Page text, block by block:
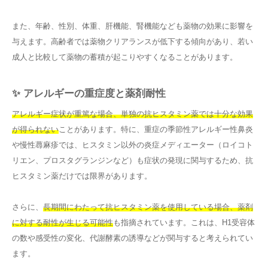
また、年齢、性別、体重、肝機能、腎機能なども薬物の効果に影響を
与えます。高齢者では薬物クリアランスが低下する傾向があり、若い
成人と比較して薬物の蓄積が起こりやすくなることがあります。
✨ アレルギーの重症度と薬剤耐性
アレルギー症状が重篤な場合、単独の抗ヒスタミン薬では十分な効果
が得られない ことがあります。特に、重症の季節性アレルギー性鼻炎
や慢性蕁麻疹では、ヒスタミン以外の炎症メディエーター（ロイコト
リエン、プロスタグランジンなど）も症状の発現に関与するため、抗
ヒスタミン薬だけでは限界があります。
さらに、 長期間にわたって抗ヒスタミン薬を使用している場合、薬剤
に対する耐性が生じる可能性も指摘されています。これは、H1受容体
の数や感受性の変化、代謝酵素の誘導などが関与すると考えられてい
ます。